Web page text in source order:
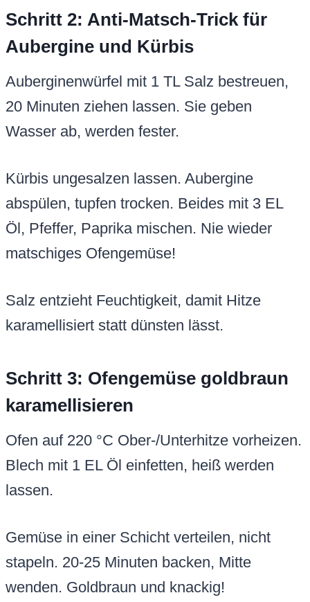
Schritt 2: Anti-Matsch-Trick für
Aubergine und Kürbis
Auberginenwürfel mit 1 TL Salz bestreuen,
20 Minuten ziehen lassen. Sie geben
Wasser ab, werden fester.
Kürbis ungesalzen lassen. Aubergine
abspülen, tupfen trocken. Beides mit 3 EL
Öl, Pfeffer, Paprika mischen. Nie wieder
matschiges Ofengemüse!
Salz entzieht Feuchtigkeit, damit Hitze
karamellisiert statt dünsten lässt.
Schritt 3: Ofengemüse goldbraun
karamellisieren
Ofen auf 220 °C Ober-/Unterhitze vorheizen.
Blech mit 1 EL Öl einfetten, heiß werden
lassen.
Gemüse in einer Schicht verteilen, nicht
stapeln. 20-25 Minuten backen, Mitte
wenden. Goldbraun und knackig!